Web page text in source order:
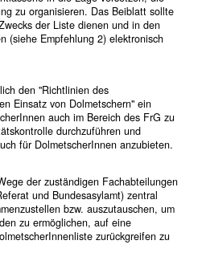
zu organisieren. Das Beiblatt sollte
der Liste dienen und in den
(siehe Empfehlung 2) elektronisch
den "Richtlinien des
Einsatz von Dolmetschern" ein
auch im Bereich des FrG zu
durchzuführen und
für DolmetscherInnen anzubieten.
der zuständigen Fachabteilungen
und Bundesasylamt) zentral
bzw. auszutauschen, um
zu ermöglichen, auf eine
zurückgreifen zu